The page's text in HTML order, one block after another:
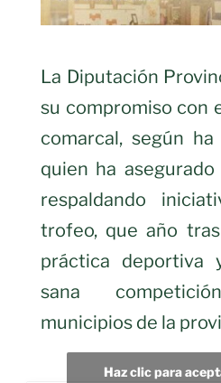
La Diputación
su compromiso con
comarcal, según
quien ha
respaldando
trofeo, que año
práctica
sana
municipios de la
Haz clic para